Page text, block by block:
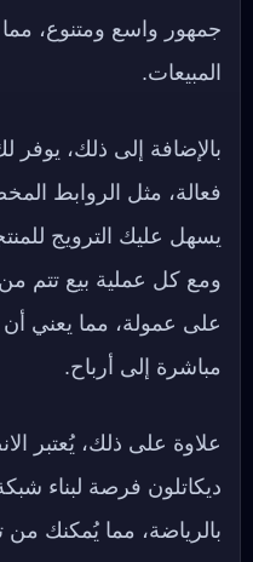
جمهور واسع ومتنوع،
المبيعات.
بالإضافة إلى ذلك، يوفر
فعالة، مثل الروابط
يسهل عليك الترويج
ومع كل عملية بيع تتم
على عمولة، مما يعني
مباشرة إلى أرباح.
علاوة على ذلك، يُعتبر
ديكاتلون فرصة لبناء
بالرياضة، مما يُمكنك من